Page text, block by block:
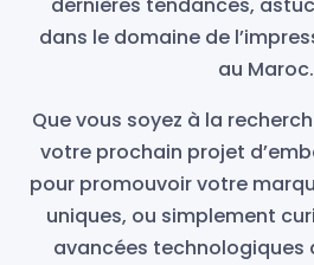
dans le domaine de
au Maroc.
Que vous soyez à la
votre prochain projet
pour promouvoir votre
uniques, ou simplement
avancées technologiques